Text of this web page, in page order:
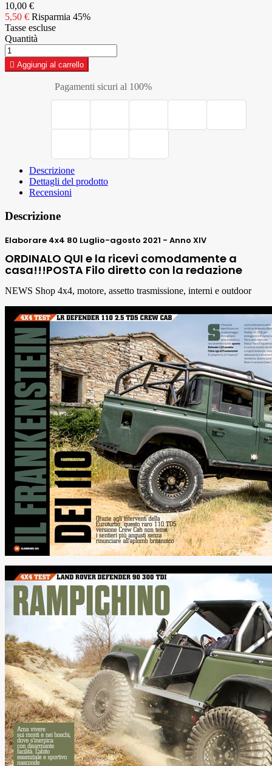
10,00 €
5,50 € Risparmia 45%
Tasse escluse
Quantità
 Aggiungi al carrello
Pagamenti sicuri al 100%
Descrizione
Dettagli del prodotto
Recensioni
Descrizione
Elaborare 4x4 80 Luglio-agosto 2021 - Anno XIV
ORDINALO QUI e la ricevi comodamente a
casa!!!POSTA Filo diretto con la redazione
NEWS Shop 4x4, motore, assetto trasmissione, interni e outdoor